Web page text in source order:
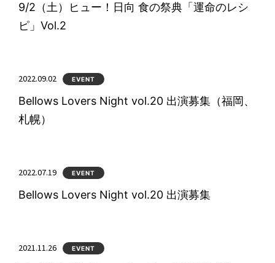
9/2（土）ヒュー！日向 食の祭典「運命のレシ
ピ」Vol.2
2022.09.02 EVENT
Bellows Lovers Night vol.20 出演募集（福岡、
札幌）
2022.07.19 EVENT
Bellows Lovers Night vol.20 出演募集
2021.11.26 EVENT